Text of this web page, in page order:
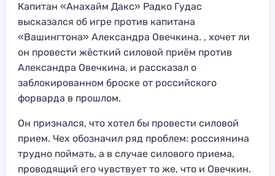
Капитан «Анахайм Дакс» Радко Гудас
высказался об игре против капитана
«Вашингтона» Александра Овечкина. , хочет ли
он провести жёсткий силовой приём против
Александра Овечкина, и рассказал о
заблокированном броске от российского
форварда в прошлом.
Он признался, что хотел бы провести силовой
прием. Чех обозначил ряд проблем: россиянина
трудно поймать, а в случае силового приема,
проводящий его чувствует то же, что и Овечкин.